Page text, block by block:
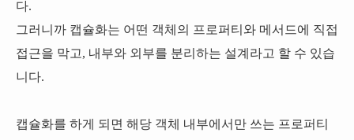
다.
그러니까 캡슐화는 어떤 객체의 프로퍼티와 메서드에 직접
접근을 막고, 내부와 외부를 분리하는 설계라고 할 수 있습
니다.
캡슐화를 하게 되면 해당 객체 내부에서만 쓰는 프로퍼티